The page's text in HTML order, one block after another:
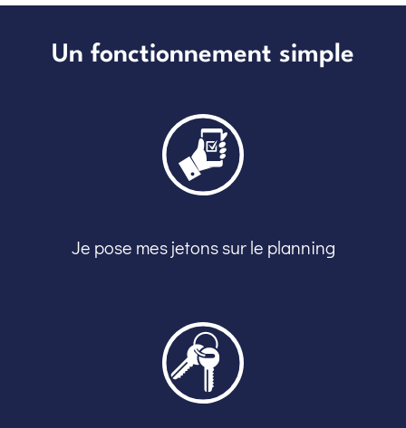
Un fonctionnement simple
Je pose mes jetons sur le planning